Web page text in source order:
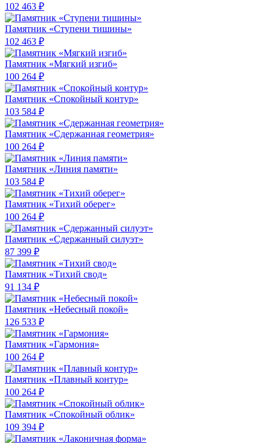
102 463 ₽
Памятник «Ступени тишины»
102 463 ₽
Памятник «Мягкий изгиб»
100 264 ₽
Памятник «Спокойный контур»
103 584 ₽
Памятник «Сдержанная геометрия»
100 264 ₽
Памятник «Линия памяти»
103 584 ₽
Памятник «Тихий оберег»
100 264 ₽
Памятник «Сдержанный силуэт»
87 399 ₽
Памятник «Тихий свод»
91 134 ₽
Памятник «Небесный покой»
126 533 ₽
Памятник «Гармония»
100 264 ₽
Памятник «Плавный контур»
100 264 ₽
Памятник «Спокойный облик»
109 394 ₽